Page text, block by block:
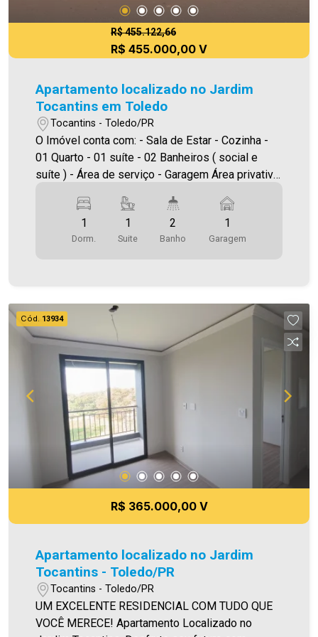
R$ 455.122,66
R$ 455.000,00 V
Apartamento localizado no Jardim
Tocantins em Toledo
Tocantins - Toledo/PR
O Imóvel conta com: - Sala de Estar - Cozinha -
01 Quarto - 01 suíte - 02 Banheiros ( social e
suíte ) - Área de serviço - Garagem Área privativa
maiores carteiras de imóveis administrados da
cidade, atuando com excelência tanto na locação
quanto na venda. Aproveite essa oportunidade,
corrigir qualquer erro de digitação e/ou ortografia,
bem como alteração dos preços e imagens.
Fotos meramente ilustrativas
1
Dorm.
1
Suite
2
Banho
1
Garagem
Cód. 13934
R$ 365.000,00 V
Apartamento localizado no Jardim
Tocantins - Toledo/PR
Tocantins - Toledo/PR
UM EXCELENTE RESIDENCIAL COM TUDO QUE
VOCÊ MERECE! Apartamento Localizado no